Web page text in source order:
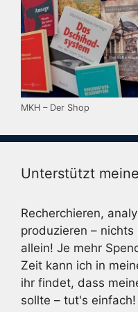
MKH – Der Shop
Unterstützt
Recherchieren,
produzieren –
allein! Je mehr
Zeit kann ich in
ihr findet, dass
sollte – tut's einfach!